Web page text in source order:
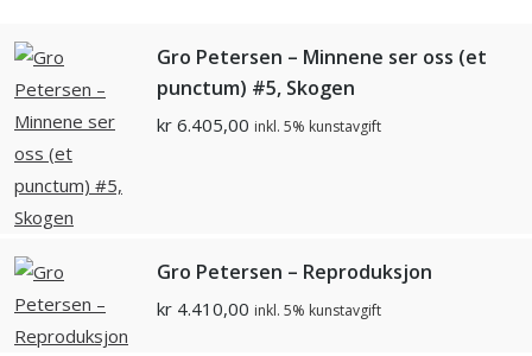
Gro Petersen – Minnene ser oss (et
punctum) #5, Skogen
kr 6.405,00 inkl. 5% kunstavgift
Gro Petersen – Reproduksjon
kr 4.410,00 inkl. 5% kunstavgift